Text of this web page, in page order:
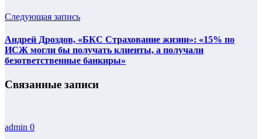
Следующая запись
Андрей Дроздов, «БКС Страхование жизни»: «15% по
ИСЖ могли бы получать клиенты, а получали
безответственные банкиры»
Связанные записи
admin 0